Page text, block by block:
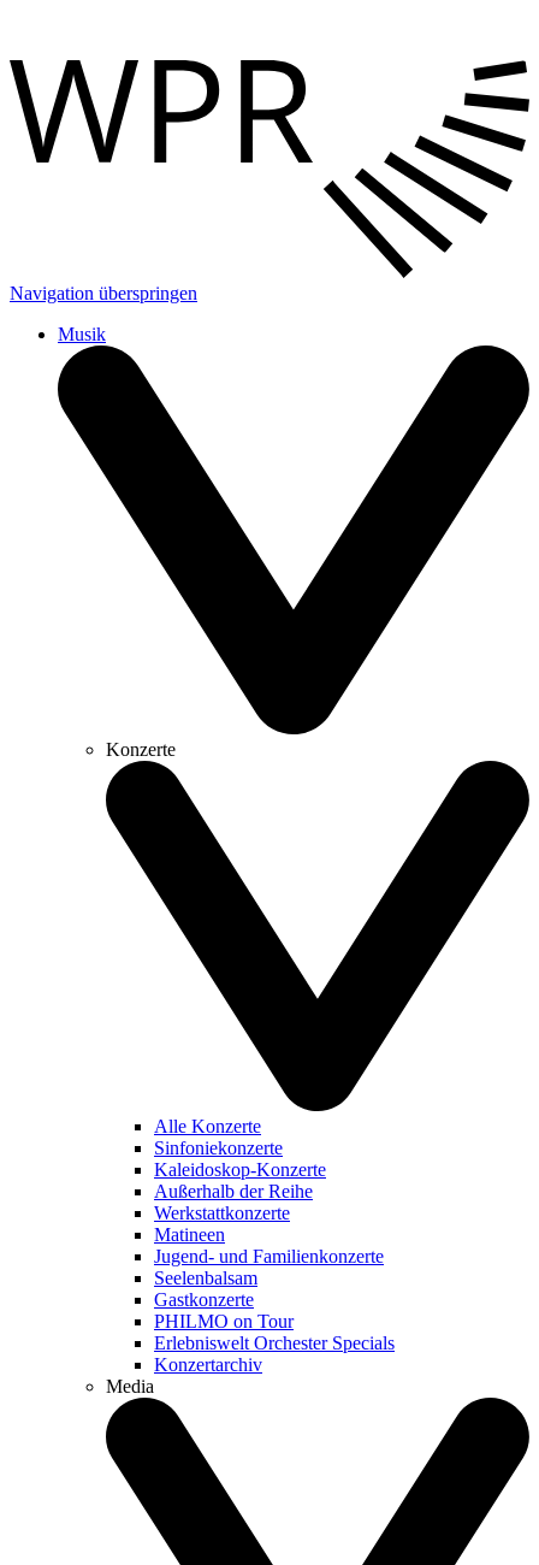
Navigation überspringen
Musik
Konzerte
Alle Konzerte
Sinfoniekonzerte
Kaleidoskop-Konzerte
Außerhalb der Reihe
Werkstattkonzerte
Matineen
Jugend- und Familienkonzerte
Seelenbalsam
Gastkonzerte
PHILMO on Tour
Erlebniswelt Orchester Specials
Konzertarchiv
Media